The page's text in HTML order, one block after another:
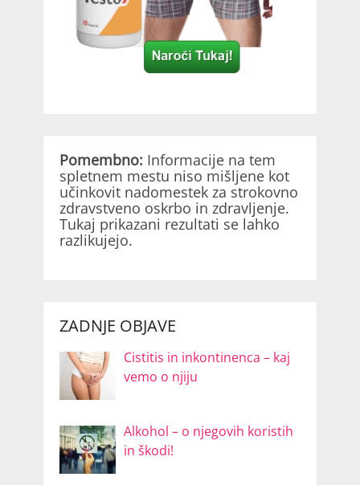
Pomembno: Informacije na tem
spletnem mestu niso mišljene kot
učinkovit nadomestek za strokovno
zdravstveno oskrbo in zdravljenje.
Tukaj prikazani rezultati se lahko
razlikujejo.
ZADNJE OBJAVE
Cistitis in inkontinenca – kaj
vemo o njiju
Alkohol – o njegovih koristih
in škodi!